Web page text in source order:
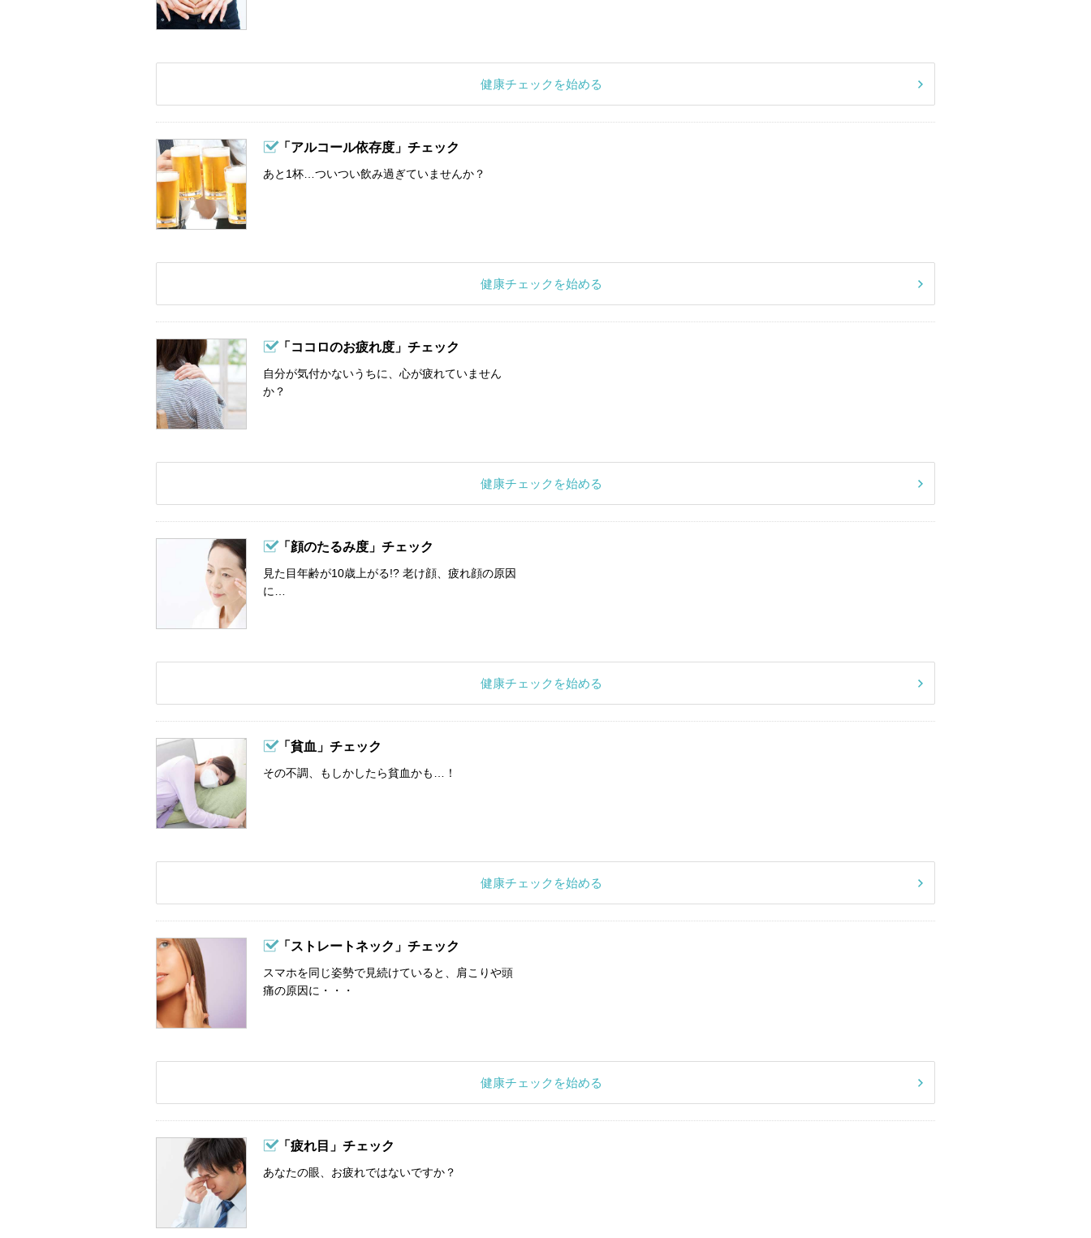
健康チェックを始める
「アルコール依存度」チェック
あと1杯…ついつい飲み過ぎていませんか？
健康チェックを始める
「ココロのお疲れ度」チェック
自分が気付かないうちに、心が疲れていません
か？
健康チェックを始める
「顔のたるみ度」チェック
見た目年齢が10歳上がる!? 老け顔、疲れ顔の原因
に…
健康チェックを始める
「貧血」チェック
その不調、もしかしたら貧血かも…！
健康チェックを始める
「ストレートネック」チェック
スマホを同じ姿勢で見続けていると、肩こりや頭
痛の原因に・・・
健康チェックを始める
「疲れ目」チェック
あなたの眼、お疲れではないですか？